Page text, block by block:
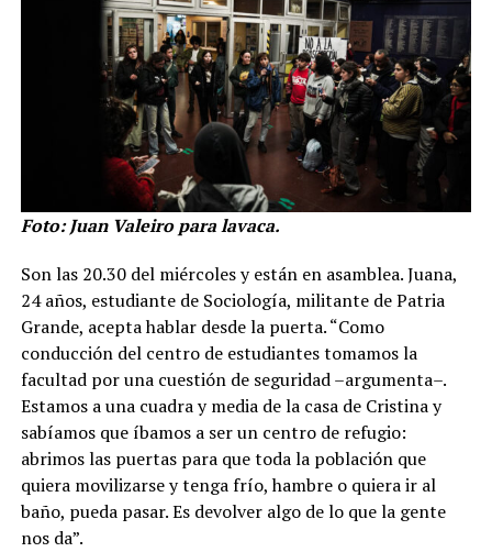
Foto: Juan Valeiro para lavaca.
Son las 20.30 del miércoles y están en asamblea. Juana,
24 años, estudiante de Sociología, militante de Patria
Grande, acepta hablar desde la puerta. “Como
conducción del centro de estudiantes tomamos la
facultad por una cuestión de seguridad –argumenta–.
Estamos a una cuadra y media de la casa de Cristina y
sabíamos que íbamos a ser un centro de refugio:
abrimos las puertas para que toda la población que
quiera movilizarse y tenga frío, hambre o quiera ir al
baño, pueda pasar. Es devolver algo de lo que la gente
nos da”.